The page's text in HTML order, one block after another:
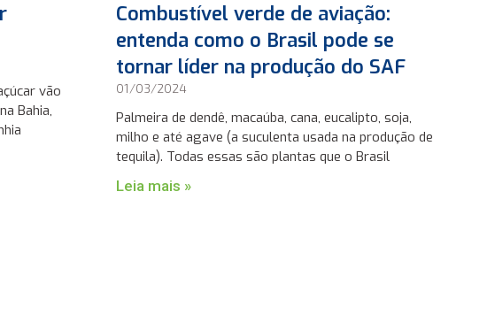
vão
Bahia,
Combustível verde de aviação:
entenda como o Brasil pode se
tornar líder na produção do SAF
01/03/2024
Palmeira de dendê, macaúba, cana, eucalipto, soja,
milho e até agave (a suculenta usada na produção de
tequila). Todas essas são plantas que o Brasil
Leia mais »